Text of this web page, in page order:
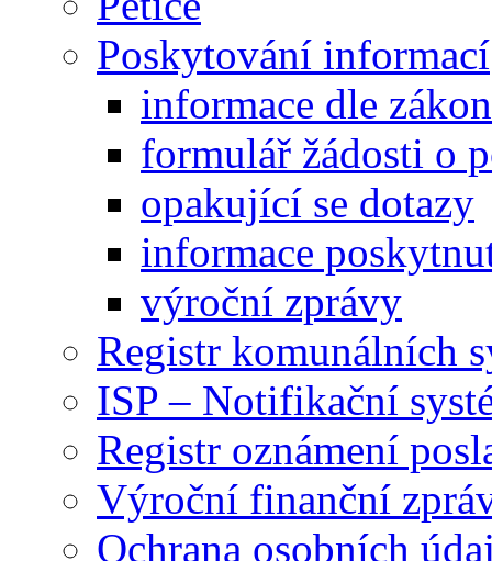
Poskytování informací
informace dle
formulář žádosti o
opakující se dotazy
informace
výroční zprávy
Registr komunálních
ISP – Notifikační
Registr oznámení
Výroční finanční
Ochrana osobních